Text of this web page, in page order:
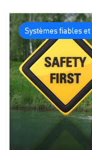
Systèmes fiables